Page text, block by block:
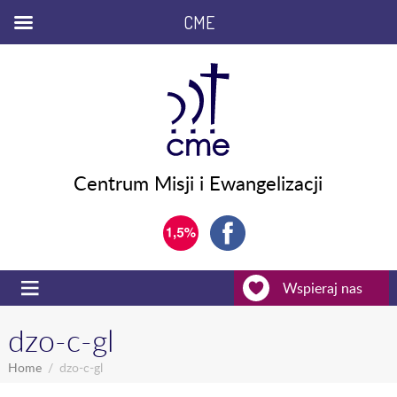
Centrum Misji i Ewangelizacji
Wspieraj nas
dzo-c-gl
Home dzo-c-gl
CME